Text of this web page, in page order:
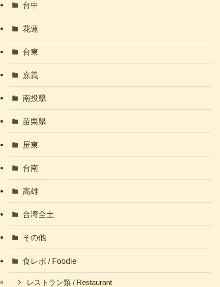
台中
花蓮
台東
嘉義
南投県
苗栗県
屏東
台南
高雄
台湾全土
その他
食レポ / Foodie
レストラン類 / Restaurant